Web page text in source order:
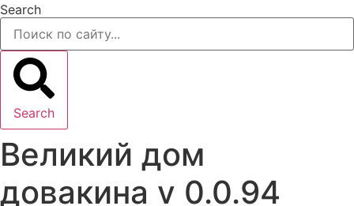
Search
Search
Великий дом
довакина v 0.0.94